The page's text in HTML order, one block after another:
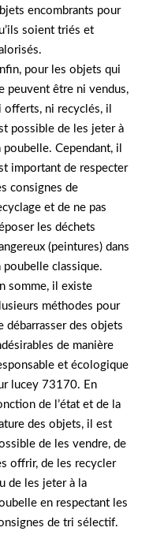
encombrants pour
soient triés et
pour les objets qui
peuvent être ni vendus,
offerts, ni recyclés, il
possible de les jeter à
poubelle. Cependant, il
important de respecter
consignes de
et de ne pas
les déchets
(peintures) dans
poubelle classique.
somme, il existe
méthodes pour
débarrasser des objets
de manière
et écologique
lucey 73170. En
de l’état et de la
des objets, il est
de les vendre, de
offrir, de les recycler
de les jeter à la
en respectant les
de tri sélectif.